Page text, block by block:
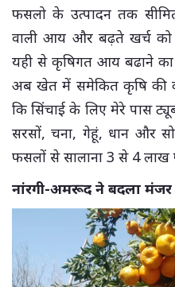
फसलो के उत्पादन तक
वाली आय और बढ़ते खर्च को
यही से कृषिगत आय बढाने का
अब खेत में समेकित कृषि की
कि सिंचाई के लिए मेरे पास
सरसों, चना, गेहूं, धान और
फसलों से सालाना 3 से 4 लाख
नांरगी-अमरूद ने बदला मंजर